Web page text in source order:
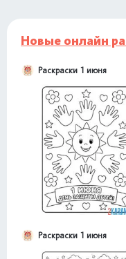
Новые онлайн
Раскраски 1 июня
Раскраски 1 июня